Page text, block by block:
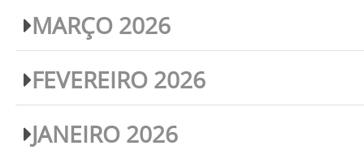
MARÇO 2026
FEVEREIRO 2026
JANEIRO 2026